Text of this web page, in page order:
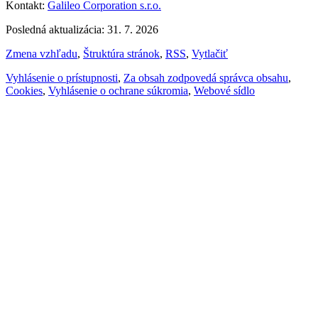
Kontakt: Galileo Corporation s.r.o.
Posledná aktualizácia: 31. 7. 2026
Zmena vzhľadu, Štruktúra stránok, RSS, Vytlačiť
Vyhlásenie o prístupnosti, Za obsah zodpovedá správca obsahu,
Cookies, Vyhlásenie o ochrane súkromia, Webové sídlo